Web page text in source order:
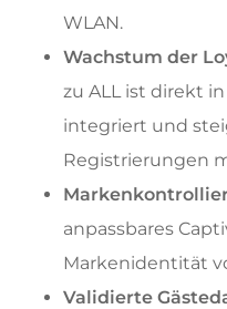
WLAN.
Wachstum der
zu ALL ist direkt
integriert und
Registrierungen
anpassbares
Markenidentität
Validierte